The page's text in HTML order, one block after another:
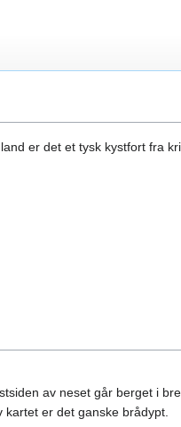
er det et tysk kystfort fra
av neset går berget i
er det ganske brådypt.